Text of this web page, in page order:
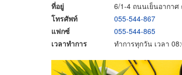
ที่อยู่
6/1-4 ถนนเย็นอากา
โทรศัพท์
055-544-867
แฟกซ์
055-544-865
เวลาทำการ
ทำการทุกวัน เวลา